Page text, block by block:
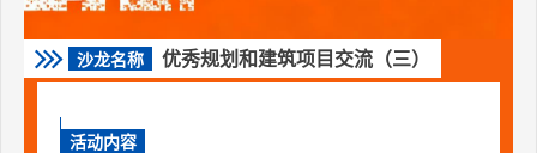
沙龙名称 优秀规划和建筑项目交流（三）
活动内容